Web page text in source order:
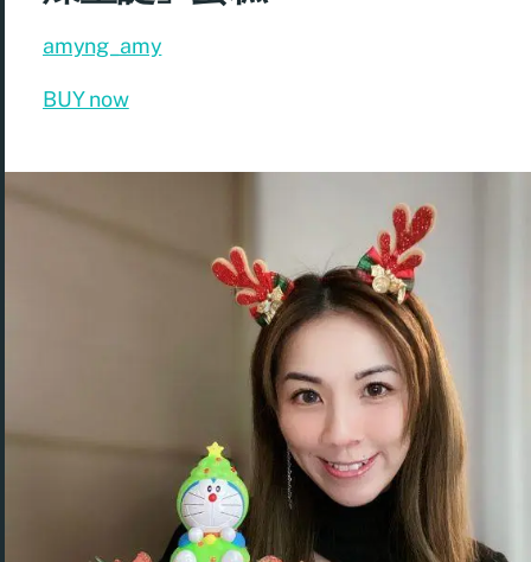
amyng_amy
BUY now